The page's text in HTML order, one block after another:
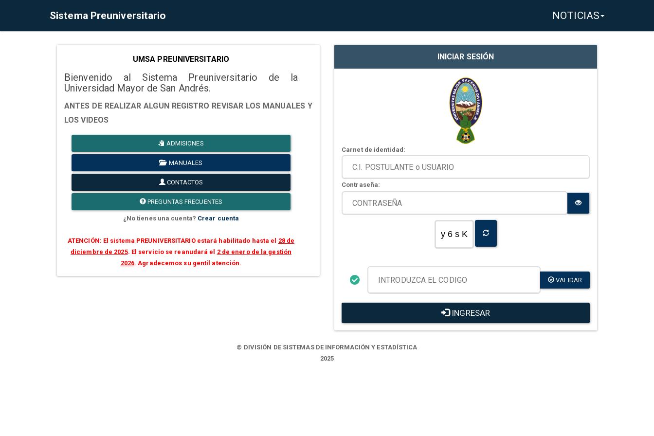
Sistema Preuniversitario NOTICIAS
UMSA PREUNIVERSITARIO
Bienvenido al Sistema Preuniversitario de la
Universidad Mayor de San Andrés.
ANTES DE REALIZAR ALGUN REGISTRO REVISAR LOS MANUALES Y
LOS VIDEOS
ADMISIONES
MANUALES
CONTACTOS
PREGUNTAS FRECUENTES
¿No tienes una cuenta? Crear cuenta
ATENCIÓN: El sistema PREUNIVERSITARIO estará habilitado hasta el 28 de
diciembre de 2025. El servicio se reanudará el 2 de enero de la gestión
2026. Agradecemos su gentil atención.
INICIAR SESIÓN
Carnet de identidad:
Contraseña:
y 6 s K
VALIDAR
INGRESAR
© DIVISIÓN DE SISTEMAS DE INFORMACIÓN Y ESTADÍSTICA
2025